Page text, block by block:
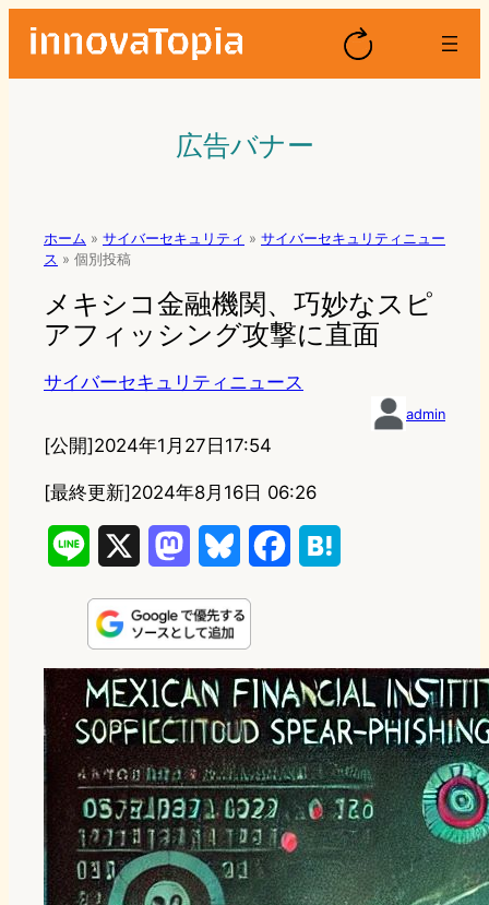
広告バナー
ホーム » サイバーセキュリティ » サイバーセキュリティニュー
ス » 個別投稿
メキシコ金融機関、巧妙なスピ
アフィッシング攻撃に直面
サイバーセキュリティニュース
admin
[公開]2024年1月27日17:54
[最終更新]2024年8月16日 06:26
n
e
s
t
o
d
o
n
u
e
s
k
y
e
b
o
o
k
e
n
a